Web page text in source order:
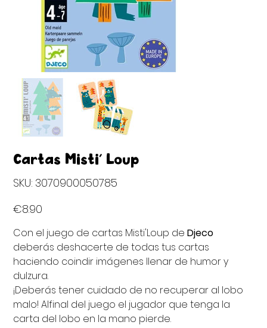
Cartas Misti' Loup
SKU: 3070900050785
3070900050785
€8.90
Con el juego de cartas Misti'Loup deDjeco
deberás deshacerte de todas tus cartas
haciendo coindir imágenes llenar de humor y
dulzura.
¡Deberás tener cuidado de no recuperar al lobo
malo! Alfinal del juego el jugador que tenga la
carta del lobo en la mano pierde.